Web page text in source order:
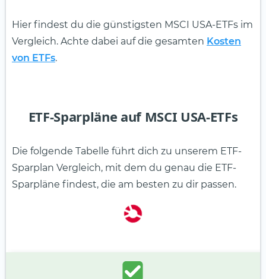
Hier findest du die günstigsten MSCI USA-ETFs im
Vergleich. Achte dabei auf die gesamten Kosten
von ETFs.
ETF-Sparpläne auf MSCI USA-ETFs
Die folgende Tabelle führt dich zu unserem ETF-
Sparplan Vergleich, mit dem du genau die ETF-
Sparpläne findest, die am besten zu dir passen.